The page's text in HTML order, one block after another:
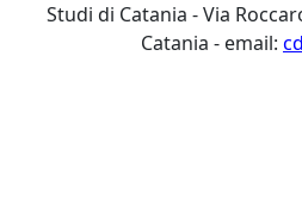
Studi di Catania - Via
Catania - email: